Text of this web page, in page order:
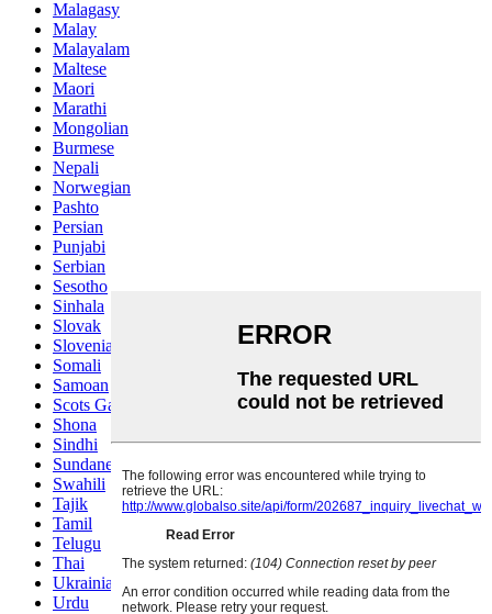
Malagasy
Malay
Malayalam
Maltese
Maori
Marathi
Mongolian
Burmese
Nepali
Norwegian
Pashto
Persian
Punjabi
Serbian
Sesotho
Sinhala
Slovak
Slovenian
Somali
Samoan
Scots Gaelic
Shona
Sindhi
Sundanese
Swahili
Tajik
Tamil
Telugu
Thai
Ukrainian
Urdu